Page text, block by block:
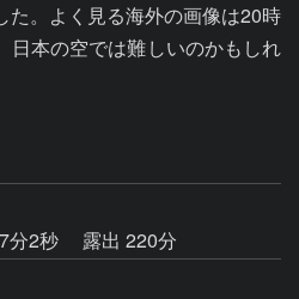
た。よく見る海外の画像は20時
日本の空では難しいのかもしれ
分2秒
露出 220分